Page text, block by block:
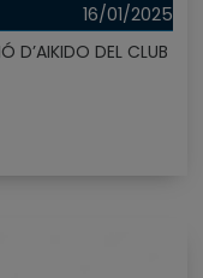
16/01/2025
D’AIKIDO DEL CLUB